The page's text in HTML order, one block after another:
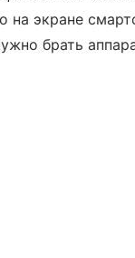
на экране
брать